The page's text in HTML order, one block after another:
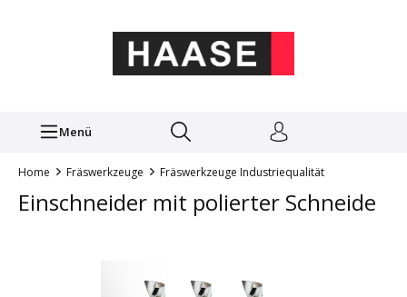
Menü
Home Fräswerkzeuge Fräswerkzeuge Industriequalität
Einschneider mit polierter Schneide